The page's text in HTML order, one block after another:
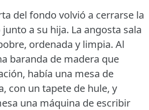
del fondo volvió a cerrarse la
a su hija. La angosta sala
ordenada y limpia. Al
baranda de madera que
había una mesa de
con un tapete de hule, y
una máquina de escribir